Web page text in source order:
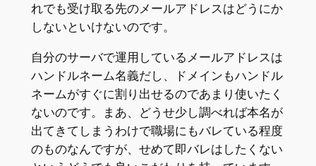
れでも受け取る先のメールアドレスはどうにか
しないといけないのです。
自分のサーバで運用しているメールアドレスは
ハンドルネーム名義だし、ドメインもハンドル
ネームがすぐに割り出せるのであまり使いたく
ないのです。まあ、どうせ少し調べれば本名が
出てきてしまうわけで職場にもバレている程度
のものなんですが、せめて即バレはしたくない